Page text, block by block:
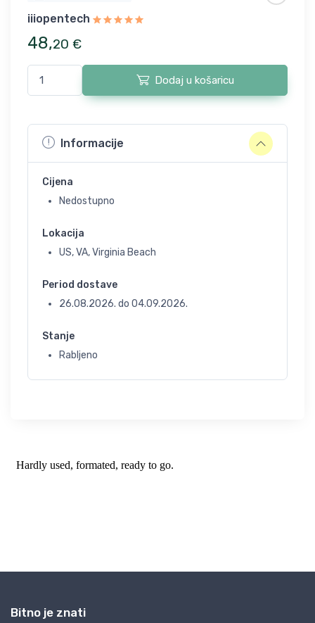
iiiopentech
48,20 €
Dodaj u košaricu
Informacije
Cijena
Nedostupno
Lokacija
US, VA, Virginia Beach
Period dostave
26.08.2026. do 04.09.2026.
Stanje
Rabljeno
Bitno je znati